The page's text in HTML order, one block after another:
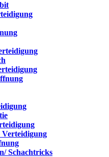
Verteidigung
Schachtricks